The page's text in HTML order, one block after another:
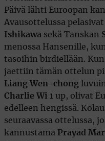
Päivä lähti Euroopan
Avausottelussa
Ishikawa sekä Tanskan
menossa Hansenille,
tasoihin birdiellään.
jaettiin tämän ottelun
Liang Wen-chong
Charlie Wi 1 up, olivat
edelleen hengissä.
seuraavassa ottelussa,
kannustama Prayad